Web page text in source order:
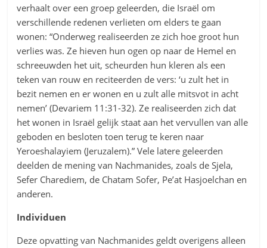
verhaalt over een groep geleerden, die Israël om
verschillende redenen verlieten om elders te gaan
wonen: “Onderweg realiseerden ze zich hoe groot hun
verlies was. Ze hieven hun ogen op naar de Hemel en
schreeuwden het uit, scheurden hun kleren als een
teken van rouw en reciteerden de vers: ‘u zult het in
bezit nemen en er wonen en u zult alle mitsvot in acht
nemen’ (Devariem 11:31-32). Ze realiseerden zich dat
het wonen in Israël gelijk staat aan het vervullen van alle
geboden en besloten toen terug te keren naar
Yeroeshalayiem (Jeruzalem).” Vele latere geleerden
deelden de mening van Nachmanides, zoals de Sjela,
Sefer Charediem, de Chatam Sofer, Pe’at Hasjoelchan en
anderen.
Individuen
Deze opvatting van Nachmanides geldt overigens alleen